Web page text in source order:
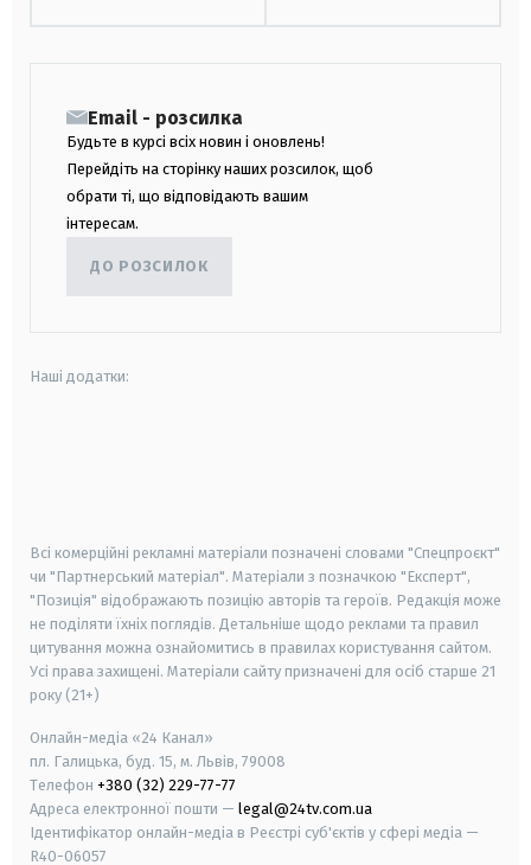
Email - розсилка
Будьте в курсі всіх новин і оновлень!
Перейдіть на сторінку наших розсилок, щоб
обрати ті, що відповідають вашим
інтересам.
ДО РОЗСИЛОК
Наші додатки:
Всі комерційні рекламні матеріали позначені словами "Спецпроєкт"
чи "Партнерський матеріал". Матеріали з позначкою "Експерт",
"Позиція" відображають позицію авторів та героїв. Редакція може
не поділяти їхніх поглядів. Детальніше щодо реклами та правил
цитування можна ознайомитись в правилах користування сайтом.
Усі права захищені. Матеріали сайту призначені для осіб старше 21
року (21+)
Онлайн-медіа «24 Канал»
пл. Галицька, буд. 15, м. Львів, 79008
Телефон +380 (32) 229-77-77
Адреса електронної пошти — legal@24tv.com.ua
Ідентифікатор онлайн-медіа в Реєстрі суб'єктів у сфері медіа —
R40-06057